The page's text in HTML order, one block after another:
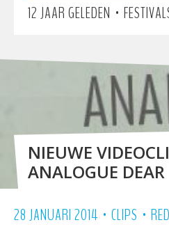
12 JAAR GELEDEN •
NIEUWE
ANALOGUE DEAR
28 JANUARI 2014 • CLIPS •